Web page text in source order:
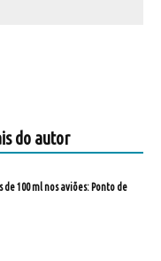
do autor
100 ml nos aviões: Ponto de